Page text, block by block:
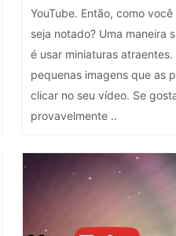
YouTube. Então, como
seja notado? Uma maneira
é usar miniaturas
pequenas imagens que as
clicar no seu vídeo. Se
provavelmente ..